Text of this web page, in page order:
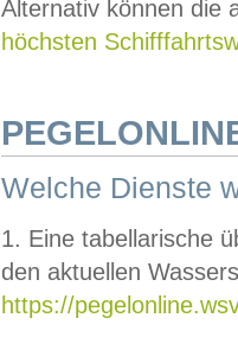
Alternativ können die
höchsten
Welche Dienste
1. Eine tabellarische
den aktuellen
https://